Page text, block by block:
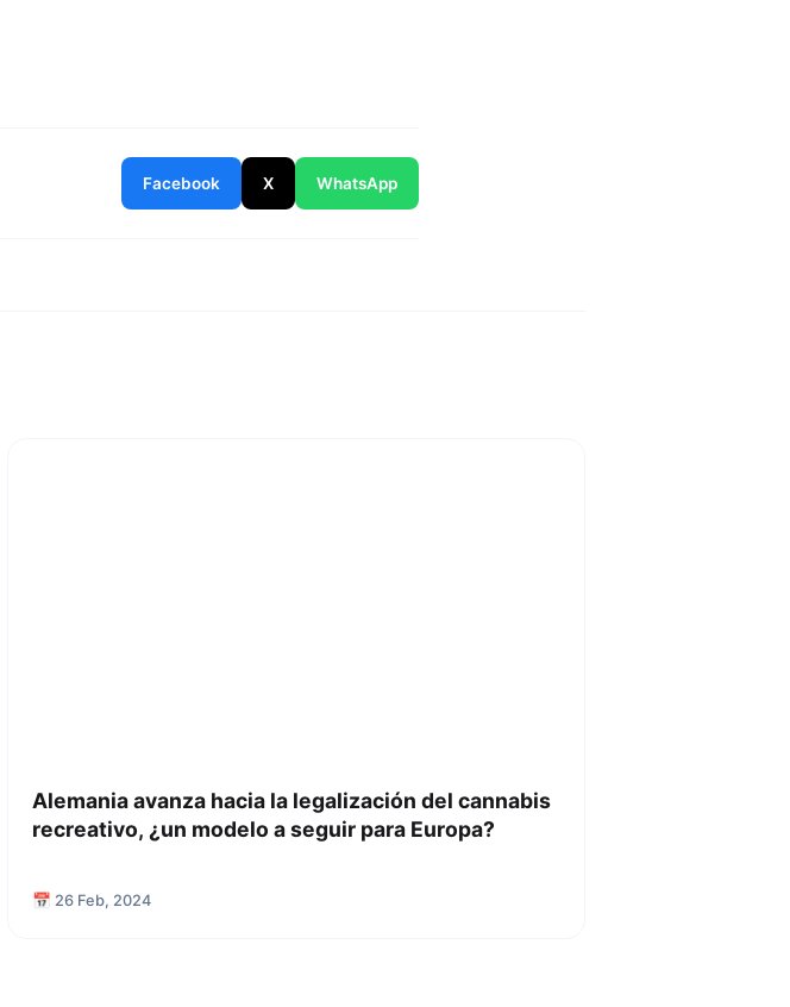
Facebook X WhatsApp
Alemania avanza hacia la legalización del cannabis
recreativo, ¿un modelo a seguir para Europa?
📅 26 Feb, 2024